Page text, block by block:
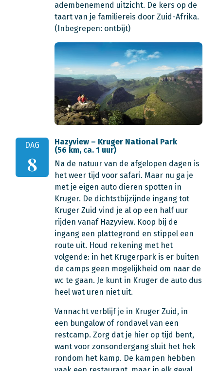
adembenemend uitzicht. De kers op de
taart van je familiereis door Zuid-Afrika.
(Inbegrepen: ontbijt)
DAG
8
Hazyview – Kruger National Park
(56 km, ca. 1 uur)
Na de natuur van de afgelopen dagen is
het weer tijd voor safari. Maar nu ga je
met je eigen auto dieren spotten in
Kruger. De dichtstbijzijnde ingang tot
Kruger Zuid vind je al op een half uur
rijden vanaf Hazyview. Koop bij de
ingang een plattegrond en stippel een
route uit. Houd rekening met het
volgende: in het Krugerpark is er buiten
de camps geen mogelijkheid om naar de
wc te gaan. Je kunt in Kruger de auto dus
heel wat uren niet uit.
Vannacht verblijf je in Kruger Zuid, in
een bungalow of rondavel van een
restcamp. Zorg dat je hier op tijd bent,
want voor zonsondergang sluit het hek
rondom het kamp. De kampen hebben